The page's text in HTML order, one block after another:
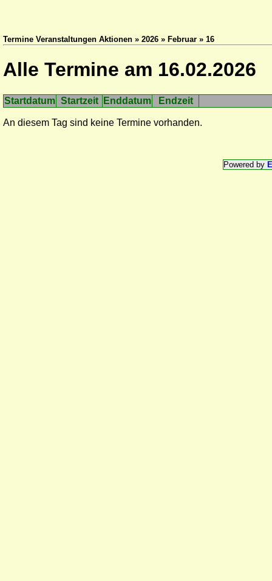
Termine Veranstaltungen Aktionen » 2026 » Februar » 16
Alle Termine am 16.02.2026
Startdatum Startzeit Enddatum Endzeit
An diesem Tag sind keine Termine vorhanden.
Powered by